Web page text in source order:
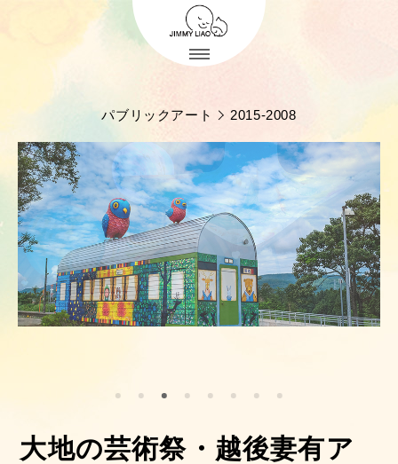
パブリックアート 2015-2008
大地の芸術祭・越後妻有ア